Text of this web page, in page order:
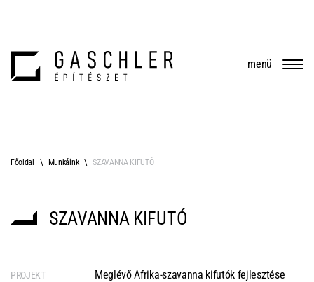
menü
Főoldal Munkáink SZAVANNA KIFUTÓ
SZAVANNA KIFUTÓ
PROJEKT Meglévő Afrika-szavanna kifutók fejlesztése